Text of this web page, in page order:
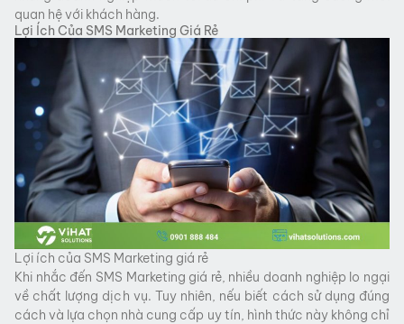
quan hệ với khách hàng.
Lợi Ích Của SMS Marketing Giá Rẻ
Lợi ích của SMS Marketing giá rẻ
Khi nhắc đến SMS Marketing giá rẻ, nhiều doanh nghiệp lo ngại
về chất lượng dịch vụ. Tuy nhiên, nếu biết cách sử dụng đúng
cách và lựa chọn nhà cung cấp uy tín, hình thức này không chỉ